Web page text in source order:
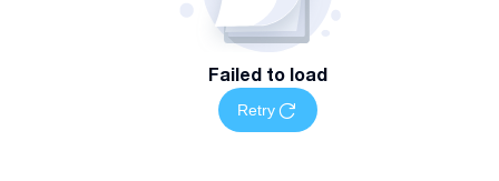
Failed to load
Retry